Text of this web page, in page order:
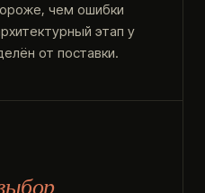
чем ошибки
этап у
от поставки.